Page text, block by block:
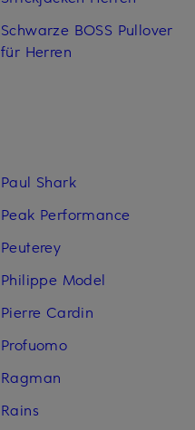
Schwarze BOSS Pullover
für Herren
Paul Shark
Peak Performance
Peuterey
Philippe Model
Pierre Cardin
Profuomo
Ragman
Rains